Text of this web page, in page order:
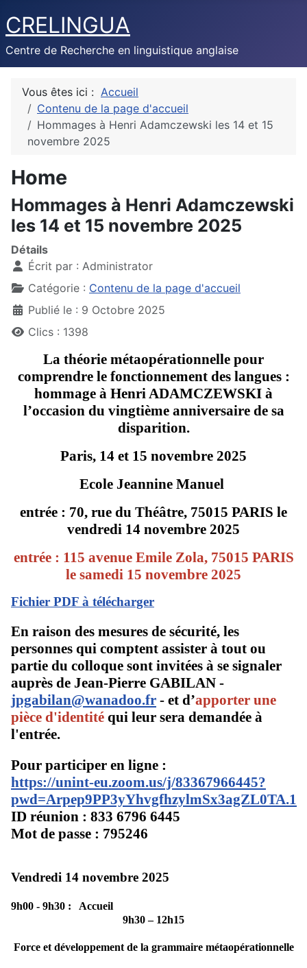
CRELINGUA
Centre de Recherche en linguistique anglaise
Vous êtes ici : Accueil
Contenu de la page d'accueil
Hommages à Henri Adamczewski les 14 et 15
novembre 2025
Home
Hommages à Henri Adamczewski
les 14 et 15 novembre 2025
Détails
Écrit par : Administrator
Catégorie : Contenu de la page d'accueil
Publié le : 9 Octobre 2025
Clics : 1398
La théorie métaopérationnelle pour
comprendre le fonctionnement des langues :
hommage à Henri ADAMCZEWSKI à
l’occasion du vingtième anniversaire de sa
disparition.
Paris, 14 et 15 novembre 2025
Ecole Jeannine Manuel
entrée : 70, rue du Théâtre, 75015 PARIS le
vendredi 14 novembre 2025
entrée : 115 avenue Emile Zola, 75015 PARIS
le samedi 15 novembre 2025
Fichier PDF à télécharger
En raison des mesures de sécurité, les
personnes qui comptent assister à tout ou
partie du colloque sont invitées à se signaler
auprès de Jean-Pierre GABILAN -
jpgabilan@wanadoo.fr - et d’apporter une
pièce d'identité qui leur sera demandée à
l'entrée.
Pour participer en ligne :
https://unint-eu.zoom.us/j/83367966445?
pwd=Arpep9PP3yYhvgfhzylmSx3agZL0TA.1
ID réunion : 833 6796 6445
Mot de passe : 795246
Vendredi 14 novembre 2025
9h00 - 9h30 :
Accueil
9h30 – 12h15
Force et développement de la grammaire métaopérationnelle